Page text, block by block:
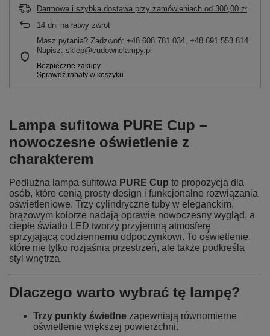
Darmowa i szybka dostawa przy zamówieniach od 300,00 zł
14 dni na łatwy zwrot
Masz pytania? Zadzwoń: +48 608 781 034, +48 691 553 814
Napisz: sklep@cudownelampy.pl
Lampa sufitowa PURE Cup –
nowoczesne oświetlenie z
charakterem
Podłużna lampa sufitowa PURE Cup to propozycja dla
osób, które cenią prosty design i funkcjonalne rozwiązania
oświetleniowe. Trzy cylindryczne tuby w eleganckim,
brązowym kolorze nadają oprawie nowoczesny wygląd, a
ciepłe światło LED tworzy przyjemną atmosferę
sprzyjającą codziennemu odpoczynkowi. To oświetlenie,
które nie tylko rozjaśnia przestrzeń, ale także podkreśla
styl wnętrza.
Dlaczego warto wybrać tę lampę?
Trzy punkty świetlne zapewniają równomierne
oświetlenie większej powierzchni.